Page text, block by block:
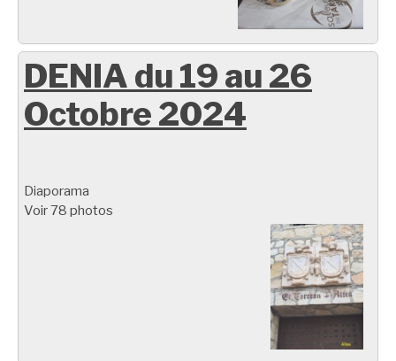
DENIA du 19 au 26
Octobre 2024
Diaporama
Voir 78 photos